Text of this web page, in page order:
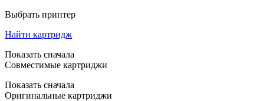
Выбрать принтер
Найти картридж
Показать сначала
Совместимые картриджи
Показать сначала
Оригинальные картриджи